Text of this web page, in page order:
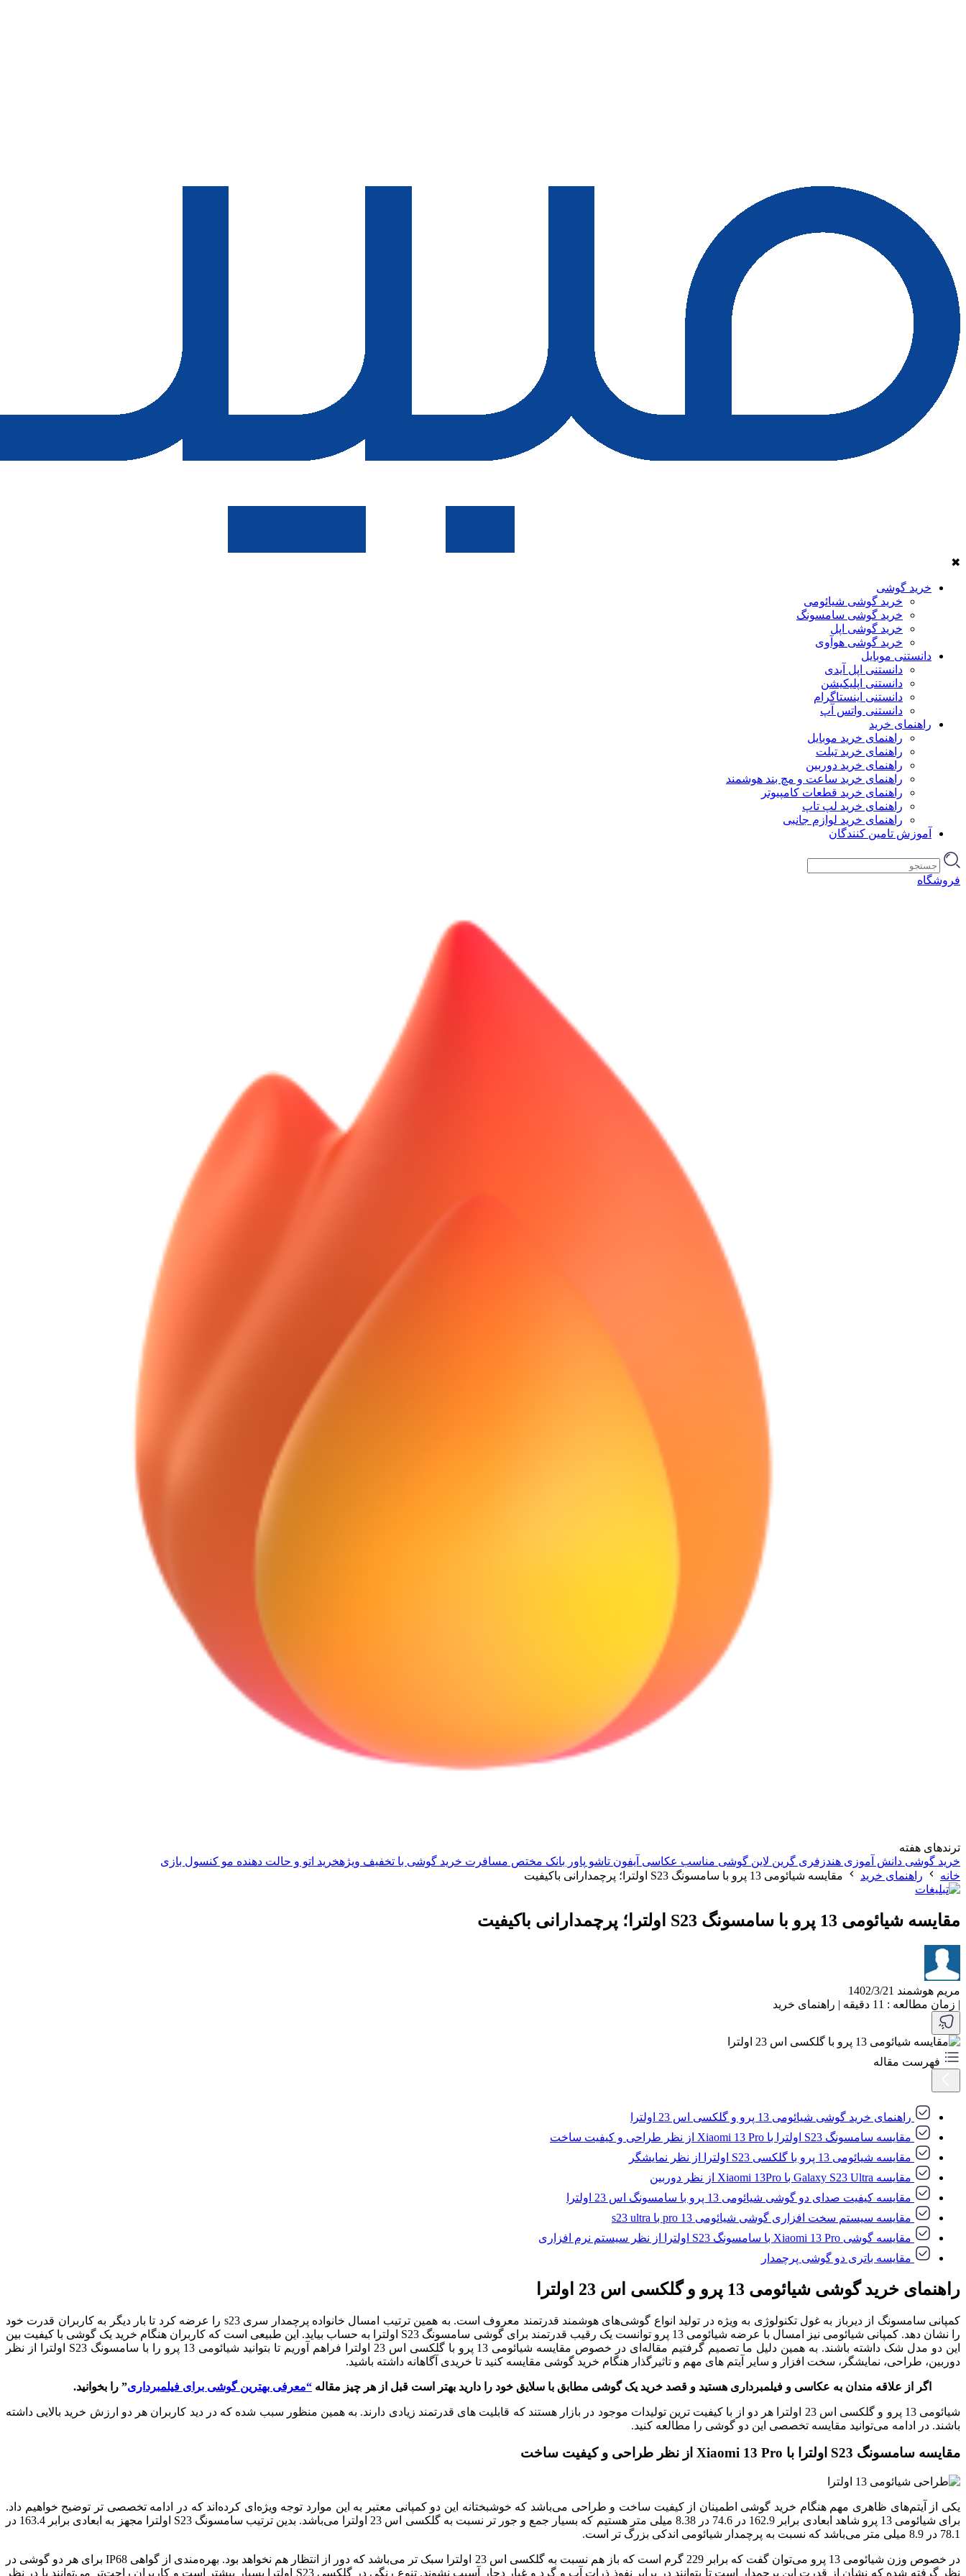
✖
خرید گوشی
خرید گوشی شیائومی
خرید گوشی سامسونگ
خرید گوشی اپل
خرید گوشی هوآوی
دانستنی موبایل
دانستنی اپل آیدی
دانستنی اپلیکیشن
دانستنی اینستاگرام
دانستنی واتس آپ
راهنمای خرید
راهنمای خرید موبایل
راهنمای خرید تبلت
راهنمای خرید دوربین
راهنمای خرید ساعت و مچ بند هوشمند
راهنمای خرید قطعات کامپیوتر
راهنمای خرید لپ تاپ
راهنمای خرید لوازم جانبی
آموزش تامین کنندگان
فروشگاه
ترندهای هفته
خرید گوشی دانش آموزی هندزفری گرین لاین گوشی مناسب عکاسی آیفون تاشو پاور بانک مختص مسافرت خرید گوشی با تخفیف ویژهخرید اتو و حالت دهنده مو کنسول بازی
خانه
راهنمای خرید مقایسه شیائومی 13 پرو با سامسونگ S23 اولترا؛ پرچمدارانی باکیفیت
مقایسه شیائومی 13 پرو با سامسونگ S23 اولترا؛ پرچمدارانی باکیفیت
مریم هوشمند 1402/3/21
| زمان مطالعه : 11 دقیقه | راهنمای خرید
فهرست مقاله
راهنمای خرید گوشی شیائومی 13 پرو و گلکسی اس 23 اولترا
مقایسه سامسونگ S23 اولترا با Xiaomi 13 Pro از نظر طراحی و کیفیت ساخت
مقایسه شیائومی 13 پرو با گلکسی S23 اولترا از نظر نمایشگر
مقایسه Galaxy S23 Ultra با Xiaomi 13Pro از نظر دوربین
مقایسه کیفیت صدای دو گوشی شیائومی 13 پرو با سامسونگ اس 23 اولترا
مقایسه سیستم سخت افزاری گوشی شیائومی 13 pro با s23 ultra
مقایسه گوشی Xiaomi 13 Pro با سامسونگ S23 اولترا از نظر سیستم نرم افزاری
مقایسه باتری دو گوشی پرچمدار
راهنمای خرید گوشی شیائومی 13 پرو و گلکسی اس 23 اولترا
کمپانی سامسونگ از دیرباز به غول تکنولوژی به ویژه در تولید انواع گوشی‌های هوشمند قدرتمند معروف است. به همین ترتیب امسال خانواده پرچمدار سری s23 را عرضه کرد تا بار دیگر به کاربران قدرت خود
را نشان دهد. کمپانی شیائومی نیز امسال با عرضه شیائومی 13 پرو توانست یک رقیب قدرتمند برای گوشی سامسونگ S23 اولترا به حساب بیاید. این طبیعی است که کاربران هنگام خرید یک گوشی با کیفیت بین
این دو مدل شک داشته باشند. به همین دلیل ما تصمیم گرفتیم مقاله‌ای در خصوص مقایسه شیائومی 13 پرو با گلکسی اس 23 اولترا فراهم آوریم تا بتوانید شیائومی 13 پرو را با سامسونگ S23 اولترا از نظر
دوربین، طراحی، نمایشگر، سخت افزار و سایر آیتم های مهم و تاثیرگذار هنگام خرید گوشی مقایسه کنید تا خریدی آگاهانه داشته باشید.
اگر از علاقه مندان به عکاسی و فیلمبرداری هستید و قصد خرید یک گوشی مطابق با سلایق خود را دارید بهتر است قبل از هر چیز مقاله “معرفی بهترین گوشی برای فیلمبرداری” را بخوانید.
شیائومی 13 پرو و گلکسی اس 23 اولترا هر دو از با کیفیت ترین تولیدات موجود در بازار هستند که قابلیت های قدرتمند زیادی دارند. به همین منظور سبب شده که در دید کاربران هر دو ارزش خرید بالایی داشته
باشند. در ادامه می‌توانید مقایسه تخصصی این دو گوشی را مطالعه کنید.
مقایسه سامسونگ S23 اولترا با Xiaomi 13 Pro از نظر طراحی و کیفیت ساخت
یکی از آیتم‌های ظاهری مهم هنگام خرید گوشی اطمینان از کیفیت ساخت و طراحی می‌باشد که خوشبختانه این دو کمپانی معتبر به این موارد توجه ویژه‌ای کرده‌اند که در ادامه تخصصی تر توضیح خواهیم داد.
برای شیائومی 13 پرو شاهد ابعادی برابر 162.9 در 74.6 در 8.38 میلی متر هستیم که بسیار جمع و جور تر نسبت به گلکسی اس 23 اولترا می‌باشد. بدین ترتیب سامسونگ S23 اولترا مجهز به ابعادی برابر 163.4 در
78.1 در 8.9 میلی متر می‌باشد که نسبت به پرچمدار شیائومی اندکی بزرگ تر است.
در خصوص وزن شیائومی 13 پرو می‌توان گفت که برابر 229 گرم است که باز هم نسبت به گلکسی اس 23 اولترا سبک تر می‌باشد که دور از انتظار هم نخواهد بود. بهره‌مندی از گواهی IP68 برای هر دو گوشی در
نظر گرفته شده که نشان از قدرت این پرچمدار است تا بتوانند در برابر نفوذ ذرات آب و گرد و غبار دچار آسیب نشوند. تنوع رنگی در گلکسی S23 اولترا بسیار بیشتر است و کاربران راحت‌تر می‌توانند با در نظر